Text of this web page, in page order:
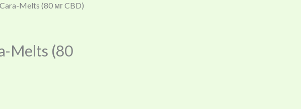
Melts (80 мг CBD)
Melts (80